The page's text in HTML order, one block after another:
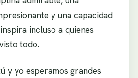
y una capacidad
incluso a quienes
todo.
y yo esperamos grandes